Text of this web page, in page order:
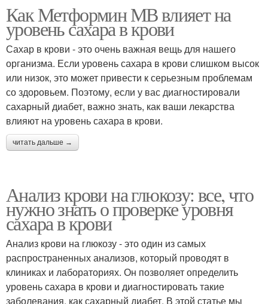
Как Метформин МВ влияет на
уровень сахара в крови
Сахар в крови - это очень важная вещь для нашего
организма. Если уровень сахара в крови слишком высок
или низок, это может привести к серьезным проблемам
со здоровьем. Поэтому, если у вас диагностировали
сахарный диабет, важно знать, как ваши лекарства
влияют на уровень сахара в крови.
читать дальше →
Анализ крови на глюкозу: все, что
нужно знать о проверке уровня
сахара в крови
Анализ крови на глюкозу - это один из самых
распространенных анализов, который проводят в
клиниках и лабораториях. Он позволяет определить
уровень сахара в крови и диагностировать такие
заболевания, как сахарный диабет. В этой статье мы